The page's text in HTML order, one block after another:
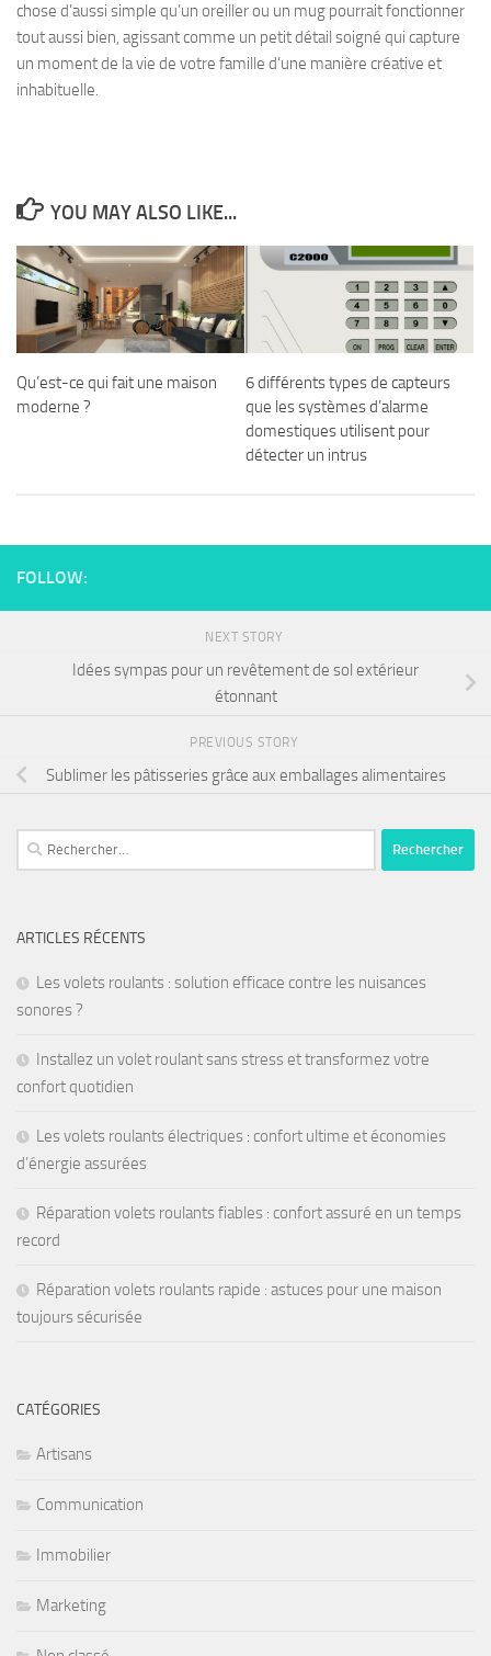
chose d’aussi simple qu’un oreiller ou un mug pourrait fonctionner
tout aussi bien, agissant comme un petit détail soigné qui capture
un moment de la vie de votre famille d’une manière créative et
inhabituelle.
YOU MAY ALSO LIKE...
Qu’est-ce qui fait une maison
moderne ?
6 différents types de capteurs
que les systèmes d’alarme
domestiques utilisent pour
détecter un intrus
FOLLOW:
NEXT STORY
Idées sympas pour un revêtement de sol extérieur
étonnant
PREVIOUS STORY
Sublimer les pâtisseries grâce aux emballages alimentaires
ARTICLES RÉCENTS
Les volets roulants : solution efficace contre les nuisances
sonores ?
Installez un volet roulant sans stress et transformez votre
confort quotidien
Les volets roulants électriques : confort ultime et économies
d’énergie assurées
Réparation volets roulants fiables : confort assuré en un temps
record
Réparation volets roulants rapide : astuces pour une maison
toujours sécurisée
CATÉGORIES
Artisans
Communication
Immobilier
Marketing